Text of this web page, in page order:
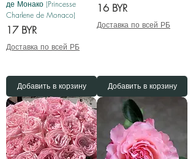
де Монако (Princesse
Charlene de Monaco)
Цена
17 BYR
Доставка по всей РБ
Добавить в корзину
Цена
16 BYR
Доставка по всей РБ
Добавить в корзину